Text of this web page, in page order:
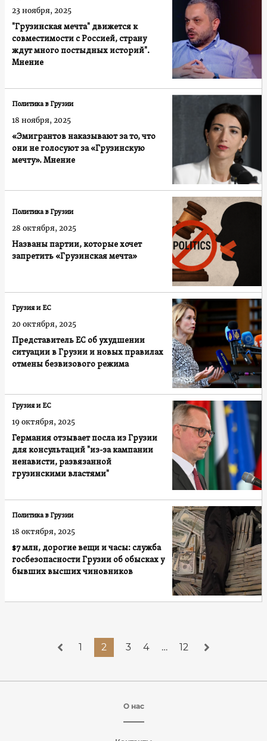
"Грузинская мечта" движется к
совместимости с Россией, страну
ждут много постыдных историй".
Мнение
23 ноября, 2025
«Эмигрантов наказывают за то, что
они не голосуют за «Грузинскую
мечту». Мнение
Политика в Грузии
18 ноября, 2025
Названы партии, которые хочет
запретить «Грузинская мечта»
Политика в Грузии
28 октября, 2025
Представитель ЕС об ухудшении
ситуации в Грузии и новых правилах
отмены безвизового режима
Грузия и ЕС
20 октября, 2025
Германия отзывает посла из Грузии
для консультаций "из-за кампании
ненависти, развязанной
грузинскими властями"
Грузия и ЕС
19 октября, 2025
$7 млн, дорогие вещи и часы: служба
госбезопасности Грузии об обысках у
бывших высших чиновников
Политика в Грузии
18 октября, 2025
1 2 3 4 … 12
О нас